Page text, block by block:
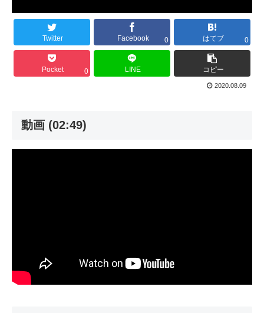
Twitter Facebook 0 はてブ 0
Pocket 0 LINE コピー
2020.08.09
動画 (02:49)